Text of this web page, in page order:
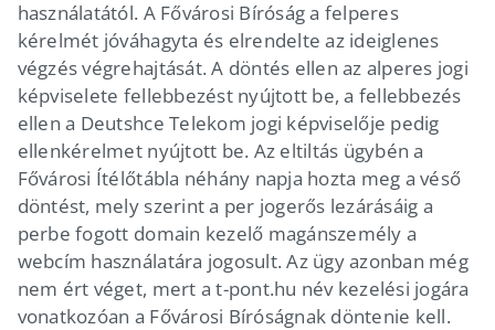
használatától. A Fővárosi Bíróság a felperes
kérelmét jóváhagyta és elrendelte az ideiglenes
végzés végrehajtását. A döntés ellen az alperes jogi
képviselete fellebbezést nyújtott be, a fellebbezés
ellen a Deutshce Telekom jogi képviselője pedig
ellenkérelmet nyújtott be. Az eltiltás ügybén a
Fővárosi Ítélőtábla néhány napja hozta meg a véső
döntést, mely szerint a per jogerős lezárásáig a
perbe fogott domain kezelő magánszemély a
webcím használatára jogosult. Az ügy azonban még
nem ért véget, mert a t-pont.hu név kezelési jogára
vonatkozóan a Fővárosi Bíróságnak döntenie kell.